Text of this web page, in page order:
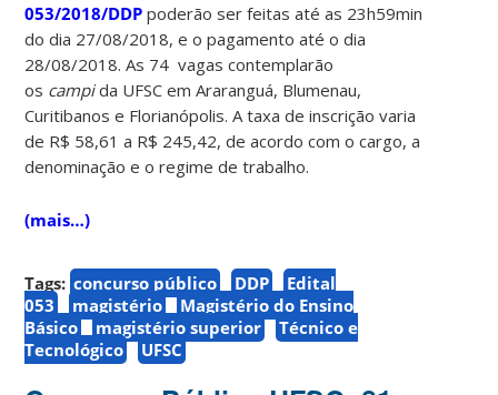
053/2018/DDP poderão ser feitas até as 23h59min
do dia 27/08/2018, e o pagamento até o dia
28/08/2018. As 74 vagas contemplarão
os campida UFSC em Araranguá, Blumenau,
Curitibanos e Florianópolis. A taxa de inscrição varia
de R$ 58,61 a R$ 245,42, de acordo com o cargo, a
denominação e o regime de trabalho.
(mais…)
Tags: concurso público DDP
Edital
053
magistério
Magistério do Ensino
Básico
magistério superior
Técnico e
Tecnológico
UFSC